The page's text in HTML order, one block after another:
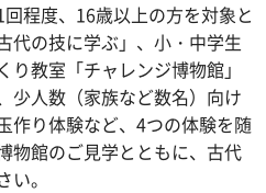
程度、16歳以上の方を対象と
代の技に学ぶ」、小・中学生
教室「チャレンジ博物館」
少人数（家族など数名）向け
作り体験など、4つの体験を随
物館のご見学とともに、古代
。